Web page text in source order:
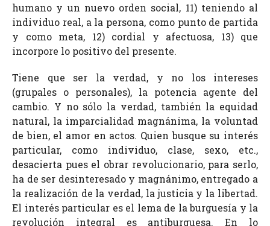
humano y un nuevo orden social, 11) teniendo al
individuo real, a la persona, como punto de partida
y como meta, 12) cordial y afectuosa, 13) que
incorpore lo positivo del presente.
Tiene que ser la verdad, y no los intereses
(grupales o personales), la potencia agente del
cambio. Y no sólo la verdad, también la equidad
natural, la imparcialidad magnánima, la voluntad
de bien, el amor en actos. Quien busque su interés
particular, como individuo, clase, sexo, etc.,
desacierta pues el obrar revolucionario, para serlo,
ha de ser desinteresado y magnánimo, entregado a
la realización de la verdad, la justicia y la libertad.
El interés particular es el lema de la burguesía y la
revolución integral es antiburguesa. En lo